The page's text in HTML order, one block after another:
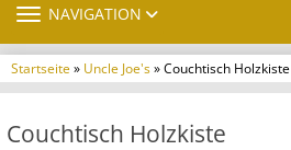
TOGGLE NAVIGATION
NAVIGATION
Startseite» Uncle Joe's» Couchtisch Holzkiste
Couchtisch Holzkiste